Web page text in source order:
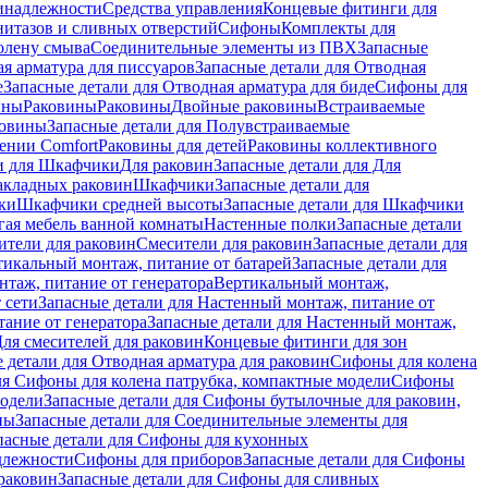
Средства управленияКонцевые фитинги для
и сливных отверстийСифоныКомплекты для
смываСоединительные элементы из ПВХЗапасные
арматура для писсуаровЗапасные детали для Отводная
Запасные детали для Отводная арматура для бидеСифоны для
РаковиныРаковиныДвойные раковиныВстраиваемые
Запасные детали для Полувстраиваемые
ComfortPаковины для детейРаковины коллективного
для ШкафчикиДля раковинЗапасные детали для Для
pаковинШкафчикиЗапасные детали для
Шкафчики средней высотыЗапасные детали для Шкафчики
мебель ванной комнатыНастенные полкиЗапасные детали
для раковинСмесители для раковинЗапасные детали для
монтаж, питание от батарейЗапасные детали для
питание от генератораВертикальный монтаж,
Запасные детали для Настенный монтаж, питание от
от генератораЗапасные детали для Настенный монтаж,
смесителей для раковинКонцевые фитинги для зон
детали для Отводная арматура для раковинСифоны для колена
Сифоны для колена патрубка, компактные моделиСифоны
Запасные детали для Сифоны бутылочные для раковин,
Запасные детали для Соединительные элементы для
детали для Сифоны для кухонных
Сифоны для приборовЗапасные детали для Сифоны
Запасные детали для Сифоны для сливных